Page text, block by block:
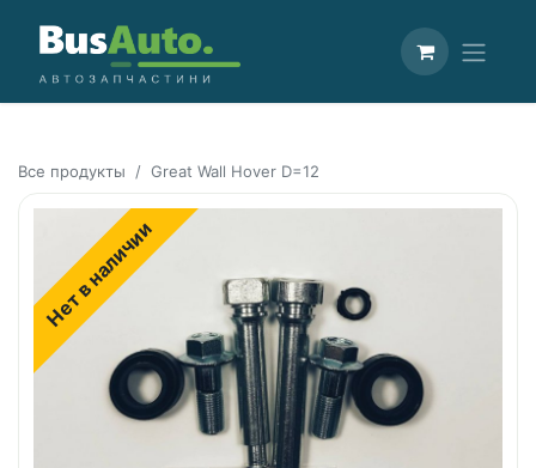
Все продукты Great Wall Hover D=12
Нет в наличии